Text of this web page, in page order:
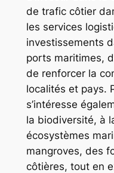
de trafic côtier
les services
investissements
ports maritimes,
de renforcer la
localités et pays.
s’intéresse
la biodiversité, à
écosystèmes
mangroves, des
côtières, tout en